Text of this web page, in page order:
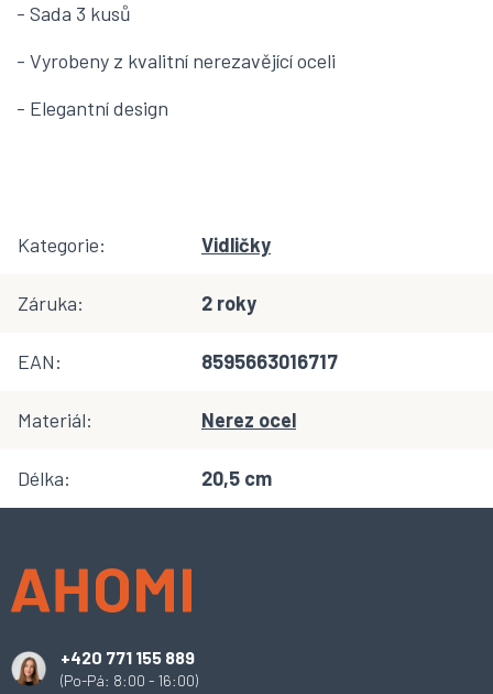
- Sada 3 kusů
- Vyrobeny z kvalitní nerezavějící oceli
- Elegantní design
Kategorie: Vidličky
Záruka: 2 roky
EAN: 8595663016717
Materiál: Nerez ocel
Délka: 20,5 cm
+420 771 155 889
(Po-Pá: 8:00 - 16:00)